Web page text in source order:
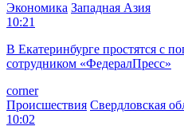
Экономика Западная Азия
10:21
В Екатеринбурге простятся с
сотрудником «ФедералПресс»
corner
Происшествия Свердловская
10:02